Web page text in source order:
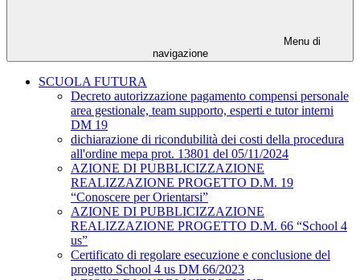
Menu di
navigazione
SCUOLA FUTURA
Decreto autorizzazione pagamento compensi personale
area gestionale, team supporto, esperti e tutor interni
DM 19
dichiarazione di ricondubilità dei costi della procedura
all'ordine mepa prot. 13801 del 05/11/2024
AZIONE DI PUBBLICIZZAZIONE
REALIZZAZIONE PROGETTO D.M. 19
“Conoscere per Orientarsi”
AZIONE DI PUBBLICIZZAZIONE
REALIZZAZIONE PROGETTO D.M. 66 “School 4
us”
Certificato di regolare esecuzione e conclusione del
progetto School 4 us DM 66/2023